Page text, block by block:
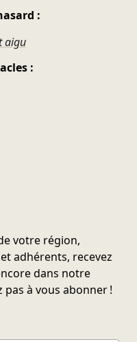
:
aigu
:
votre région,
adhérents, recevez
dans notre
pas à vous abonner !